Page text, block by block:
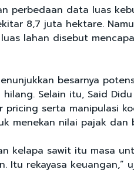
perbedaan data luas
8,7 juta hektare.
lahan disebut
besarnya
Selain itu, Said
serta manipulasi
menekan nilai pajak dan
kelapa sawit itu masa
Itu rekayasa keuangan,”